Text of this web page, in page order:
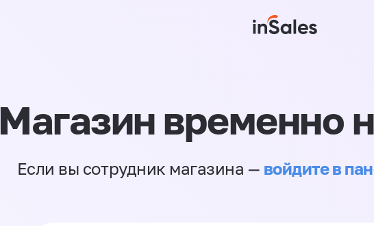
Магазин временно
Если вы сотрудник магазина — войдите в